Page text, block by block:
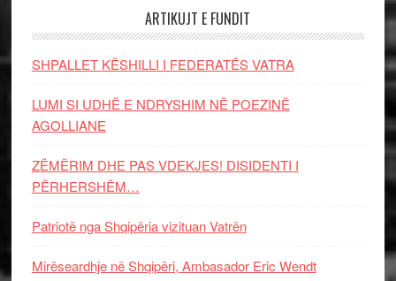
ARTIKUJT E FUNDIT
SHPALLET KËSHILLI I FEDERATËS VATRA
LUMI SI UDHË E NDRYSHIM NË POEZINË
AGOLLIANE
ZËMËRIM DHE PAS VDEKJES! DISIDENTI I
PËRHERSHËM…
Patriotë nga Shqipëria vizituan Vatrën
Mirëseardhje në Shqipëri, Ambasador Eric Wendt